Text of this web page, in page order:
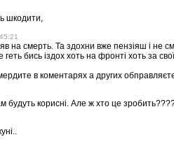
шкодити,
на смерть. Та здохни вже пензіяш і не
бись іздох хоть на фронті хоть за
в коментарях а других
будуть корисні. Але ж хто це